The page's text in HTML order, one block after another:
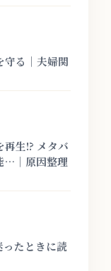
守る｜夫婦関
生!? メタバ
…｜原因整理
ったときに読